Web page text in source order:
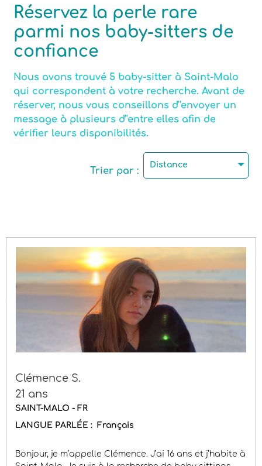
Certifiée Assistante maternelle
Réservez la perle rare
parmi nos baby-sitters de
confiance
Nous avons trouvé 5 baby-sitter à Saint-Malo
qui correspondent à votre recherche. Avant de
réserver, nous vous conseillons d''envoyer un
message à plusieurs d''entre elles afin de
vérifier leurs disponibilités.
Trier par :
Distance
Clémence S.
21 ans
SAINT-MALO - FR
LANGUE PARLÉE :
Français
Bonjour, je m’appelle Clémence. J’ai 16 ans et j’habite à